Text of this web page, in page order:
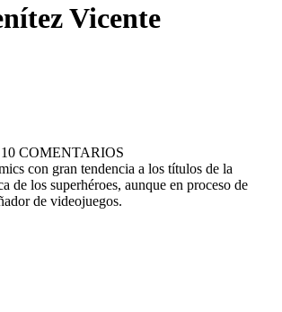
Vicente
10 COMENTARIOS
con gran tendencia a los títulos de la
de los superhéroes, aunque en proceso de
de videojuegos.